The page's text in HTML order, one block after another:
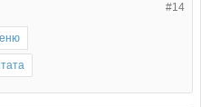
#14